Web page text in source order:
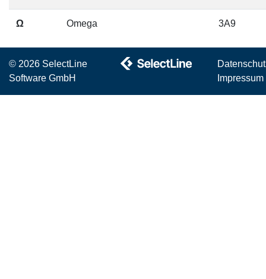
Ω Omega 3A9
© 2026 SelectLine
Software GmbH
Impressum